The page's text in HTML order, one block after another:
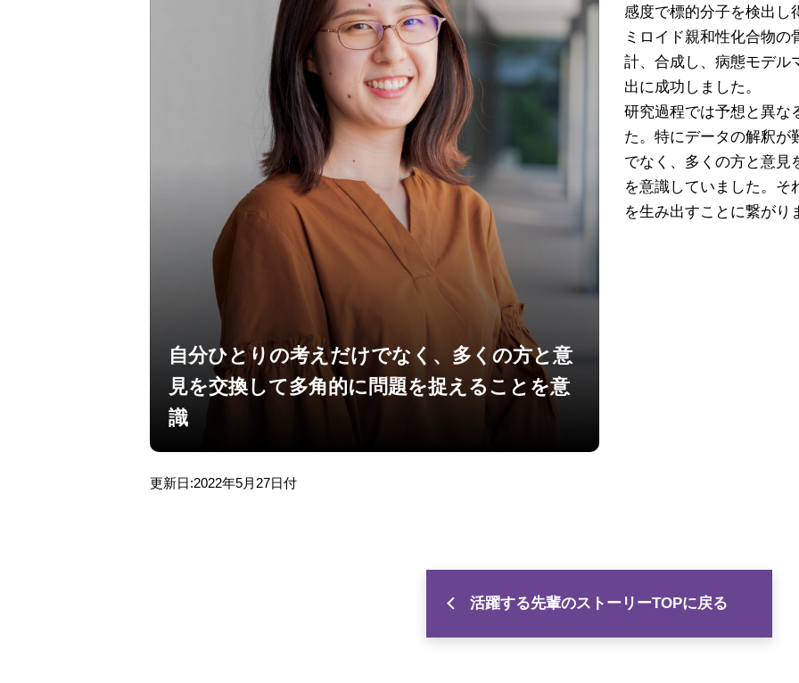
自分ひとりの考えだけでなく、多くの方と意
見を交換して多角的に問題を捉えることを意
識
感度で標的分子を検出し
ミロイド親和性化合物
計、合成し、病態モデル
出に成功しました。
研究過程では予想と異な
た。特にデータの解釈が
でなく、多くの方と意見
を意識していました。そ
を生み出すことに繋がり
更新日:2022年5月27日付
活躍する先輩のストーリーTOPに戻る